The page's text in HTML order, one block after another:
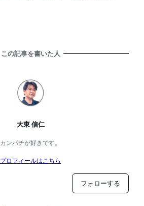
この記事を書いた人
大東 信仁
カンパチが好きです。
プロフィールはこちら
フォローする